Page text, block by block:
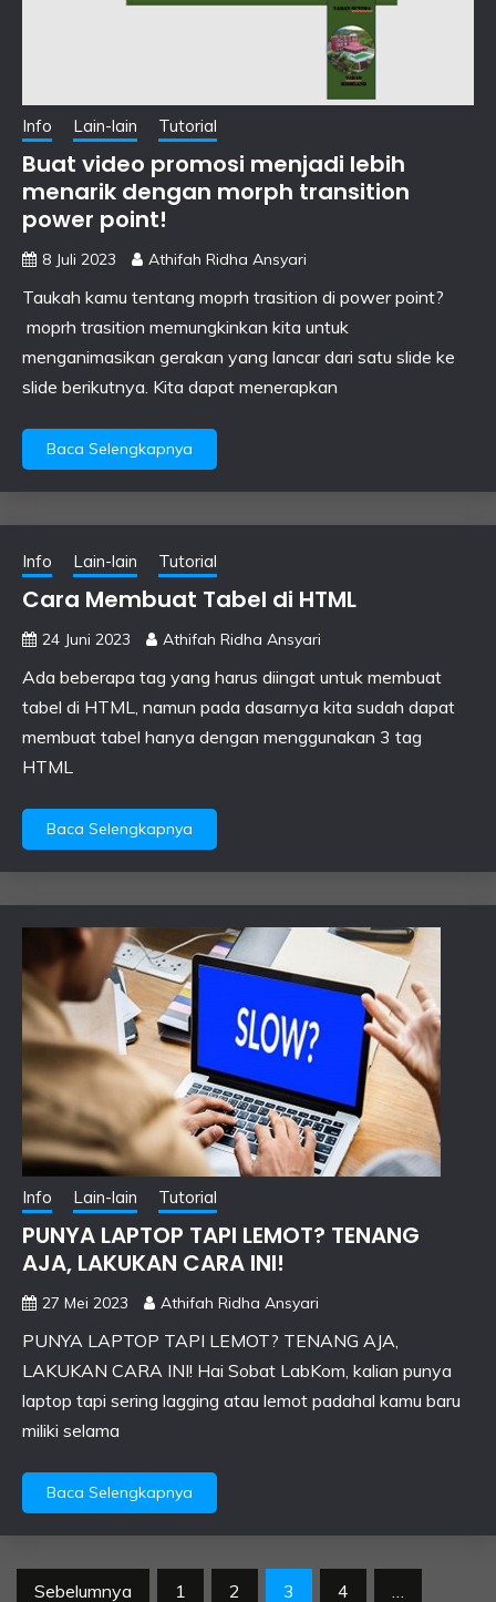
Info Lain-lain Tutorial
Buat video promosi menjadi lebih
menarik dengan morph transition
power point!
8 Juli 2023 Athifah Ridha Ansyari
Taukah kamu tentang moprh trasition di power point?
moprh trasition memungkinkan kita untuk
menganimasikan gerakan yang lancar dari satu slide ke
slide berikutnya. Kita dapat menerapkan
Baca Selengkapnya
Info Lain-lain Tutorial
Cara Membuat Tabel di HTML
24 Juni 2023 Athifah Ridha Ansyari
Ada beberapa tag yang harus diingat untuk membuat
tabel di HTML, namun pada dasarnya kita sudah dapat
membuat tabel hanya dengan menggunakan 3 tag
HTML
Baca Selengkapnya
Info Lain-lain Tutorial
PUNYA LAPTOP TAPI LEMOT? TENANG
AJA, LAKUKAN CARA INI!
27 Mei 2023 Athifah Ridha Ansyari
PUNYA LAPTOP TAPI LEMOT? TENANG AJA,
LAKUKAN CARA INI! Hai Sobat LabKom, kalian punya
laptop tapi sering lagging atau lemot padahal kamu baru
miliki selama
Baca Selengkapnya
Paginasi
Sebelumnya 1 2 3 4 …